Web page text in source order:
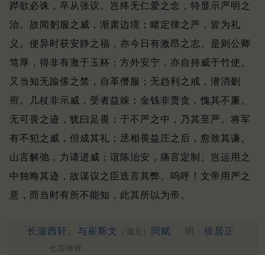
跸欲必诛，卒从张议。
岂终无仁爱之念，特显示严明之
治。 故闻躬服之威，渐肃边境； 睹定律之严，皆为礼
义。 使异时获安静之福，亦今日有激昂之志。 是则公卿
笃厚，得非有激于玉杯； 方外安宁，亦自持威于竹使。
又当知无踰侈之禁，自革僭服； 无趋利之戒，潜消剟
帘。
几杖非示威，受者益竦； 金钱非责贪，愧其不廉。
无可畏之迹，犹曰足畏； 于不严之中，乃其至严。 将军
有不犯之威，但成其礼； 丞相畏益庄之后，愈致其谦。
山言解弛，力请进威； 谊陈治安，痛言定制。
岂运用之
中独晦其迹，故谋议之臣迭言其弊。
呜呼！ 文帝用严之
意，而当时有所不能知，此其所以为帝。
长湍西轩。与崔斯文 （灏元） 同赋 明 · 徐居正
七言律诗